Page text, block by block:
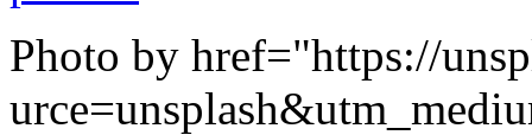
Photo by href="https://